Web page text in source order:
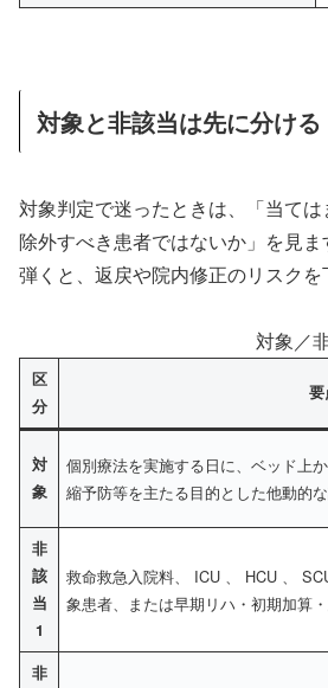
対象と非該当は先に分ける
対象判定で迷ったときは、「当て
除外すべき患者ではないか」を見
弾くと、返戻や院内修正のリスクを
対象／
区
分
要
対
象
個別療法を実施する日に、ベッド上
縮予防等を主たる目的とした他動的
非
該
当
1
救命救急入院料、 ICU 、 HCU 、
象患者、または早期リハ・初期加算
非